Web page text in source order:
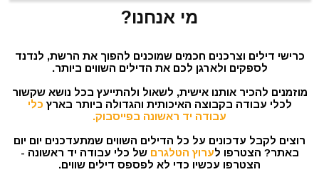
מי אנחנו?
כרישי דילים וצרכנים חכמים שמוכנים להפוך את הרשת, לנדנד
לספקים ולארגן לכם את הדילים השווים ביותר.
מוזמנים להכיר אותנו אישית, לשאול ולהתייעץ בכל נושא שקשור
לכלי עבודה בקבוצה האיכותית והגדולה ביותר בארץ כלי
עבודה יד ראשונה בפייסבוק.
רוצים לקבל עדכונים על כל הדילים השווים שמתעדכנים יום יום
באתר? הצטרפו לערוץ הטלגרם של כלי עבודה יד ראשונה -
הצטרפו עכשיו כדי לא לפספס דילים שווים.